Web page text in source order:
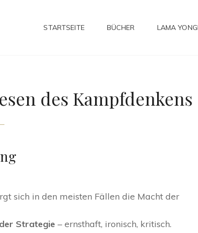
STARTSEITE BÜCHER LAMA
des Kampfdenkens
sich in den meisten Fällen die Macht der
Strategie – ernsthaft, ironisch, kritisch.